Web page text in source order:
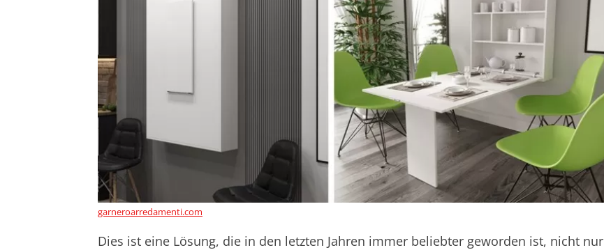
garneroarredamenti.com
Dies ist eine Lösung, die in den letzten Jahren immer beliebter geworden ist, nicht nur